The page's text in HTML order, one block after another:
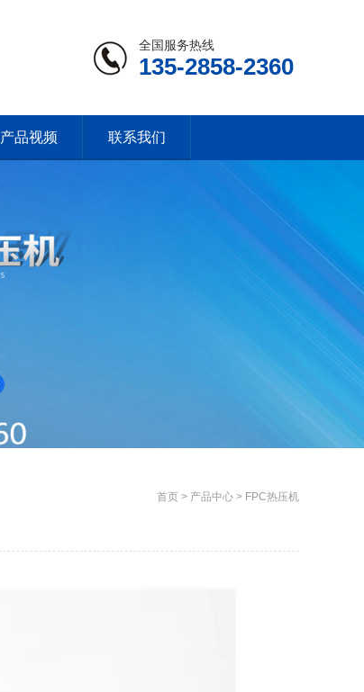
全国服务热线
135-2858-2360
产品视频 联系我们
首页 > 产品中心 > FPC热压机